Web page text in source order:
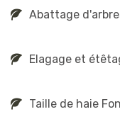
Abattage
Elagage et
Taille de haie